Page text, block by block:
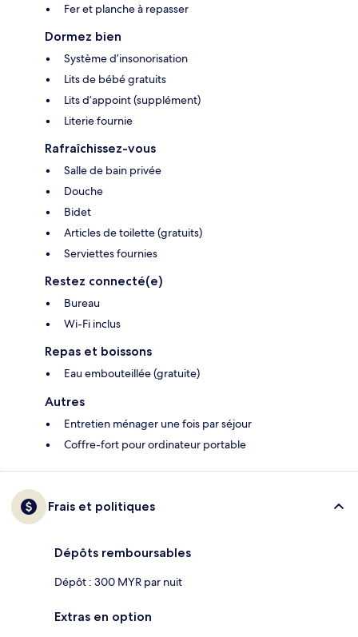
Fer et planche à repasser
Dormez bien
Système d’insonorisation
Lits de bébé gratuits
Lits d’appoint (supplément)
Literie fournie
Rafraîchissez-vous
Salle de bain privée
Douche
Bidet
Articles de toilette (gratuits)
Serviettes fournies
Restez connecté(e)
Bureau
Wi-Fi inclus
Repas et boissons
Eau embouteillée (gratuite)
Autres
Entretien ménager une fois par séjour
Coffre-fort pour ordinateur portable
Frais et politiques
Dépôts remboursables
Dépôt : 300 MYR par nuit
Extras en option